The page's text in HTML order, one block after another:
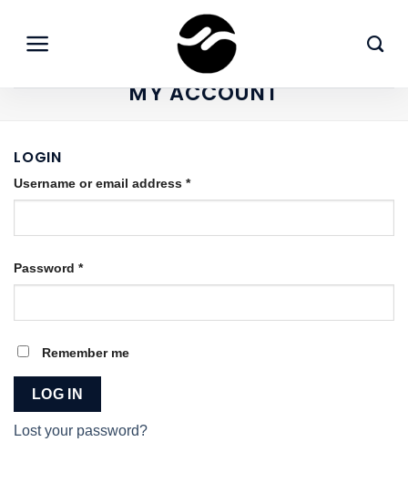
content
MY ACCOUNT
LOGIN
Username or email address *Required
Password *Required
Remember me
LOG IN
Lost your password?